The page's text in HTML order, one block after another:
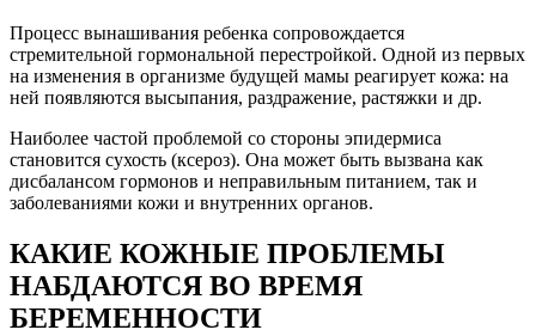
Процесс вынашивания ребенка сопровождается
стремительной гормональной перестройкой. Одной из первых
на изменения в организме будущей мамы реагирует кожа: на
ней появляются высыпания, раздражение, растяжки и др.
Наиболее частой проблемой со стороны эпидермиса
становится сухость (ксероз). Она может быть вызвана как
дисбалансом гормонов и неправильным питанием, так и
заболеваниями кожи и внутренних органов.
КАКИЕ КОЖНЫЕ ПРОБЛЕМЫ
НАБДАЮТСЯ ВО ВРЕМЯ
БЕРЕМЕННОСТИ